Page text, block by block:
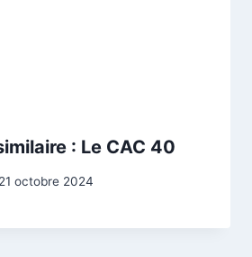
: Le CAC 40
21 octobre 2024